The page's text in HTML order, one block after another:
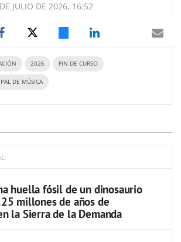
JULIO DE 2026, 16:52
2026 FIN DE CURSO
DE MÚSICA
huella fósil de un dinosaurio
millones de años de
la Sierra de la Demanda